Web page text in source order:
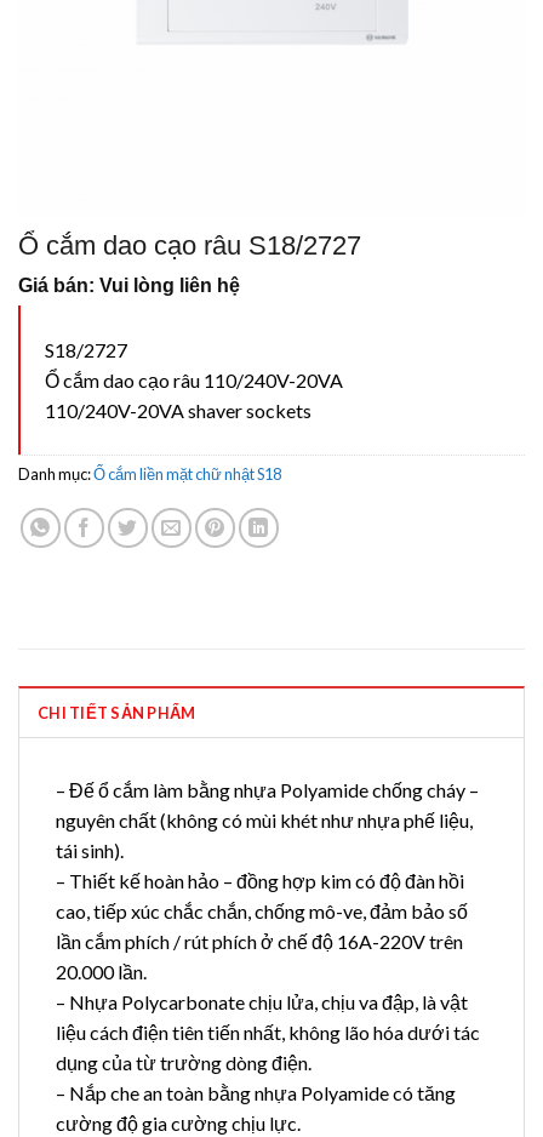
Ổ cắm dao cạo râu S18/2727
Giá bán: Vui lòng liên hệ
S18/2727
Ổ cắm dao cạo râu 110/240V-20VA
110/240V-20VA shaver sockets
Danh mục:Ổ cắm liền mặt chữ nhật S18
CHI TIẾT SẢN PHẨM
– Đế ổ cắm làm bằng nhựa Polyamide chống cháy –
nguyên chất (không có mùi khét như nhựa phế liệu,
tái sinh).
– Thiết kế hoàn hảo – đồng hợp kim có độ đàn hồi
cao, tiếp xúc chắc chắn, chống mô-ve, đảm bảo số
lần cắm phích / rút phích ở chế độ 16A-220V trên
20.000 lần.
– Nhựa Polycarbonate chịu lửa, chịu va đập, là vật
liệu cách điện tiên tiến nhất, không lão hóa dưới tác
dụng của từ trường dòng điện.
– Nắp che an toàn bằng nhựa Polyamide có tăng
cường độ gia cường chịu lực.